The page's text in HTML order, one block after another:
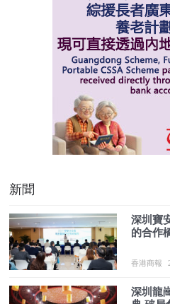
新聞
深圳寶
的合作
香港商報
深圳龍